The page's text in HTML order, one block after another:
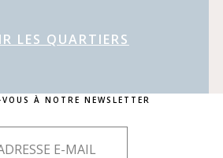
LES QUARTIERS
À NOTRE NEWSLETTER